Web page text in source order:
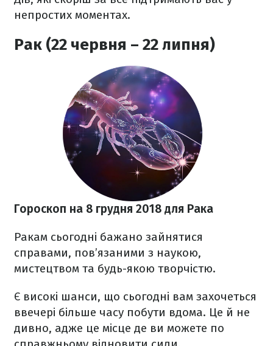
непростих моментах.
Рак (22 червня – 22 липня)
Гороскоп на 8 грудня 2018 для Рака
Ракам сьогодні бажано зайнятися
справами, пов’язаними з наукою,
мистецтвом та будь-якою творчістю.
Є високі шанси, що сьогодні вам захочеться
ввечері більше часу побути вдома. Це й не
дивно, адже це місце де ви можете по